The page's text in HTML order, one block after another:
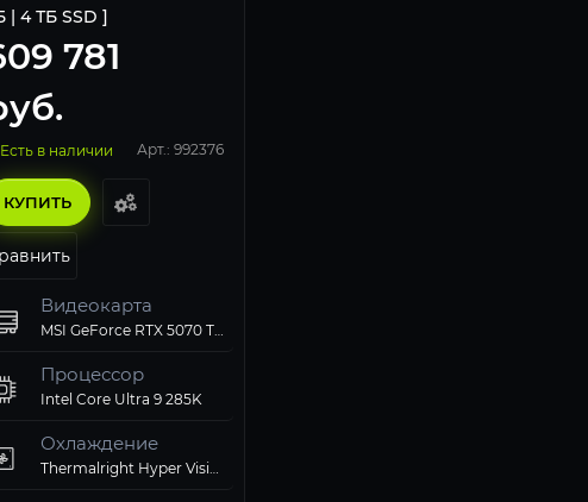
| 4 ТБ SSD ]
781
Есть в наличии Арт.: 992376
КУПИТЬ
Видеокарта
MSI GeForce RTX 5070 Ti SHADOW 3X OC 16G
Процессор
Intel Core Ultra 9 285K
Охлаждение
Thermalright Hyper Vision 360 ARGB Black